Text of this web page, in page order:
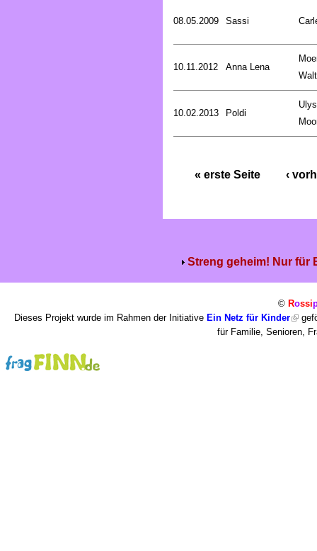
08.05.2009 Sassi
10.11.2012 Anna Lena
10.02.2013 Poldi
« erste Seite ‹
Streng geheim! Nur für
© Rossi
Dieses Projekt wurde im Rahmen der Initiative Ein Netz für Kinder
für Familie, Senioren,